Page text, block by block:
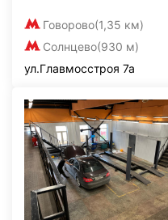
Говорово(1,35 км)
Солнцево(930 м)
ул.Главмосстроя 7а